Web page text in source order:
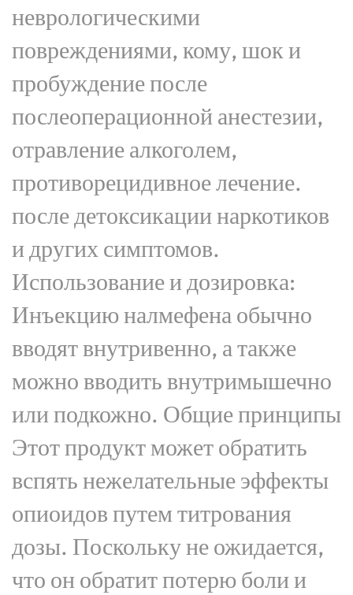
неврологическими
повреждениями, кому, шок и
пробуждение после
послеоперационной анестезии,
отравление алкоголем,
противорецидивное лечение.
после детоксикации наркотиков
и других симптомов.
Использование и дозировка:
Инъекцию налмефена обычно
вводят внутривенно, а также
можно вводить внутримышечно
или подкожно. Общие принципы
Этот продукт может обратить
вспять нежелательные эффекты
опиоидов путем титрования
дозы. Поскольку не ожидается,
что он обратит потерю боли и